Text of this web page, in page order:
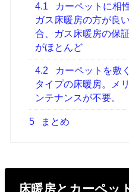
4.1
カーペットに相
ガス床暖房の方が良
合、ガス床暖房の保
がほとんど
4.2
カーペットを敷
タイプの床暖房。メ
ンテナンスが不要。
5 まとめ
床暖房とカーペッ